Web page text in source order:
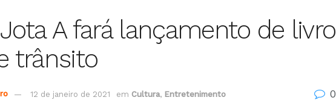
A fará lançamento de livro
trânsito
12 de janeiro de 2021 em Cultura, Entretenimento 0